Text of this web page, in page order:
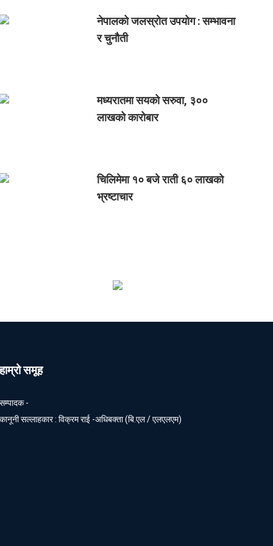
नेपालको जलस्रोत उपयोग : सम्भावना
र चुनौती
मध्यरातमा सयको सरुवा, ३००
लाखको कारोबार
चिलिमेमा १० बजे राती ६० लाखको
भ्रष्टाचार
हाम्रो समूह
सम्पादक -
कानूनी सल्लाहकार : विक्रम राई -अधिबक्ता (बि.एल / एलएलएम)